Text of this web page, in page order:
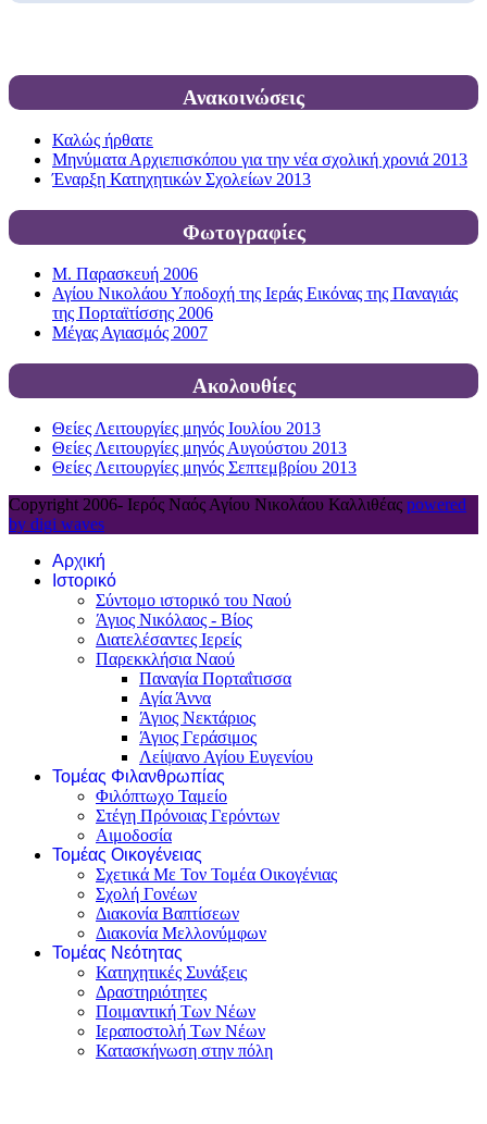
Ανακοινώσεις
Καλώς ήρθατε
Μηνύματα Αρχιεπισκόπου για την νέα σχολική χρονιά 2013
Έναρξη Κατηχητικών Σχολείων 2013
Φωτογραφίες
Μ. Παρασκευή 2006
Αγίου Νικολάου Υποδοχή της Ιεράς Εικόνας της Παναγιάς
της Πορταϊτίσσης 2006
Μέγας Αγιασμός 2007
Ακολουθίες
Θείες Λειτουργίες μηνός Ιουλίου 2013
Θείες Λειτουργίες μηνός Αυγούστου 2013
Θείες Λειτουργίες μηνός Σεπτεμβρίου 2013
Copyright 2006- Ιερός Ναός Αγίου Νικολάου Καλλιθέας powered
by digi waves
Αρχική
Ιστορικό
Σύντομο ιστορικό του Ναού
Άγιος Νικόλαος - Βίος
Διατελέσαντες Ιερείς
Παρεκκλήσια Ναού
Παναγία Πορταΐτισσα
Αγία Άννα
Άγιος Νεκτάριος
Άγιος Γεράσιμος
Λείψανο Αγίου Ευγενίου
Τομέας Φιλανθρωπίας
Φιλόπτωχο Ταμείο
Στέγη Πρόνοιας Γερόντων
Αιμοδοσία
Τομέας Οικογένειας
Σχετικά Με Τον Τομέα Οικογένιας
Σχολή Γονέων
Διακονία Βαπτίσεων
Διακονία Μελλονύμφων
Τομέας Νεότητας
Κατηχητικές Συνάξεις
Δραστηριότητες
Ποιμαντική Των Νέων
Ιεραποστολή Των Νέων
Κατασκήνωση στην πόλη